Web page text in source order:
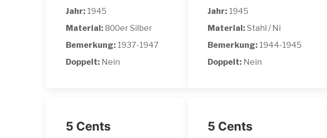
Jahr: 1945
Material: 800er Silber
Bemerkung: 1937-1947
Doppelt: Nein
Jahr: 1945
Material: Stahl / Ni
Bemerkung: 1944-1945
Doppelt: Nein
5 Cents 5 Cents